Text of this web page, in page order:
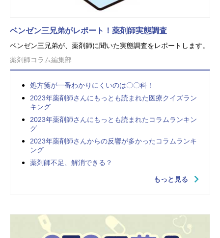
ベンゼン三兄弟がレポート！薬剤師実態調査
ベンゼン三兄弟が、薬剤師に聞いた実態調査をレポートします。
薬剤師コラム編集部
処方箋が一番わかりにくいのは〇〇科！
2023年薬剤師さんにもっとも読まれた医療クイズラン
キング
2023年薬剤師さんにもっとも読まれたコラムランキン
グ
2023年薬剤師さんからの反響が多かったコラムランキ
ング
薬剤師不足、解消できる？
もっと見る